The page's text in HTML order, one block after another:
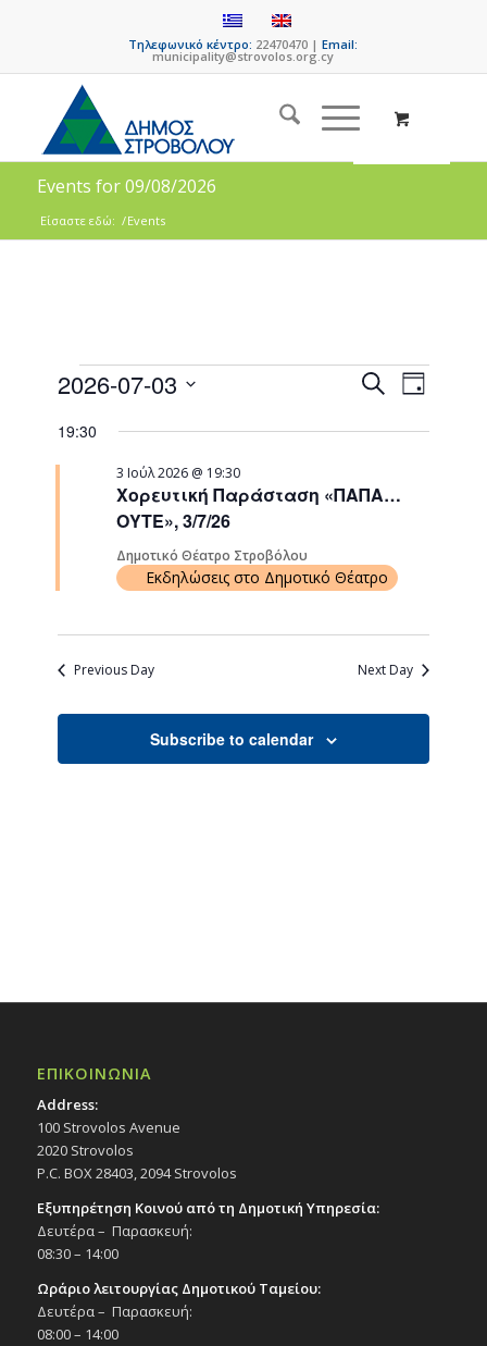
Τηλεφωνικό κέντρο: 22470470 |Email:
municipality@strovolos.org.cy
Events for 09/08/2026
Είσαστε εδώ: /Events
Events
Views
SearchEvent
Views
Day
2026-07-03
date.
19:30
Χορευτική Παράσταση «ΠΑΠΑ…
ΟΥΤΕ», 3/7/26
3 Ιούλ 2026 @ 19:30
Δημοτικό Θέατρο Στροβόλου
Εκδηλώσεις στο Δημοτικό Θέατρο
Previous Day Next Day
Subscribe to calendar
ΕΠΙΚΟΙΝΩΝΙΑ
Address:
100 Strovolos Avenue
2020 Strovolos
P.C. BOX 28403, 2094 Strovolos
Εξυπηρέτηση Κοινού από τη Δημοτική Υπηρεσία:
Δευτέρα – Παρασκευή:
08:30 – 14:00
Ωράριο λειτουργίας Δημοτικού Ταμείου:
Δευτέρα – Παρασκευή:
08:00 – 14:00